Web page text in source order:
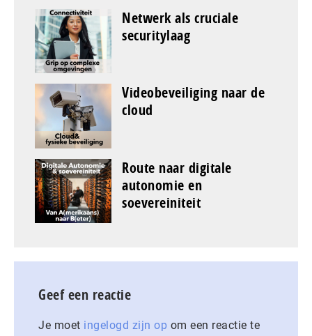
Netwerk als cruciale
securitylaag
Videobeveiliging naar de
cloud
Route naar digitale
autonomie en
soevereiniteit
Geef een reactie
Je moet ingelogd zijn op om een reactie te